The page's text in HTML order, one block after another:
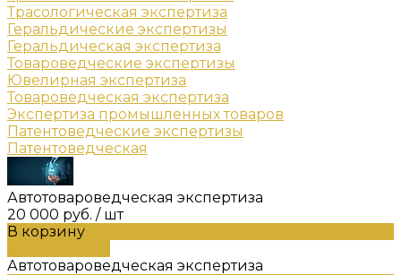
Трасологическая экспертиза
Геральдические экспертизы
Геральдическая экспертиза
Товароведческие экспертизы
Ювелирная экспертиза
Товароведческая экспертиза
Экспертиза промышленных товаров
Патентоведческие экспертизы
Патентоведческая
Автотовароведческая экспертиза
20 000 руб. / шт
В корзину
Автотовароведческая экспертиза